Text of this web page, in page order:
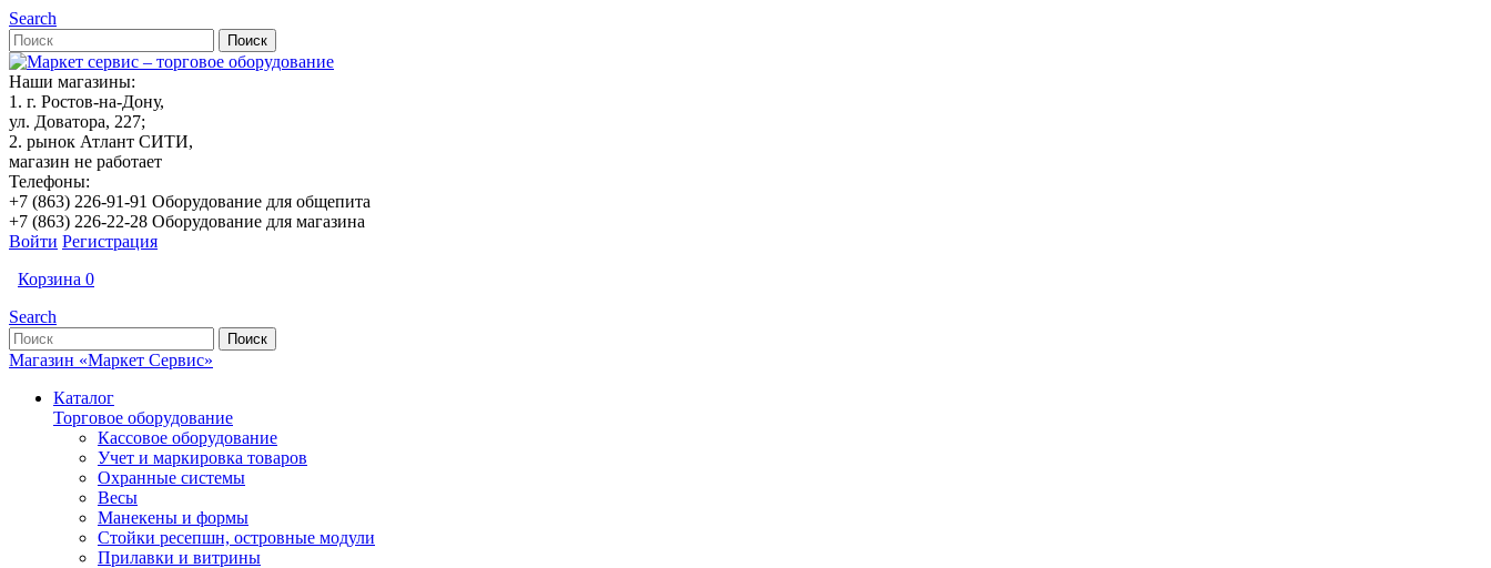
Search
Наши магазины:
1. г. Ростов-на-Дону,
ул. Доватора, 227;
2. рынок Атлант СИТИ,
магазин не работает
Телефоны:
+7 (863) 226-91-91 Оборудование для общепита
+7 (863) 226-22-28 Оборудование для магазина
Войти Регистрация
Корзина 0
Search
Магазин «Маркет Сервис»
Каталог
Торговое оборудование
Кассовое оборудование
Учет и маркировка товаров
Охранные системы
Весы
Манекены и формы
Стойки ресепшн, островные модули
Прилавки и витрины